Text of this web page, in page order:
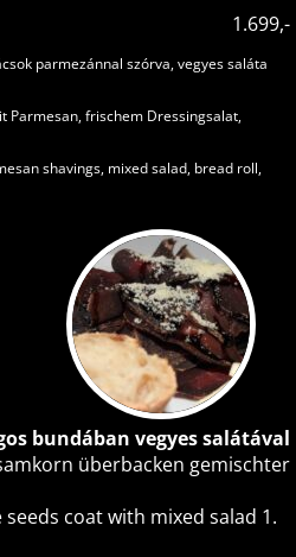
1.699,-
parmezánnal szórva, vegyes saláta
Parmesan, frischem Dressingsalat,
shavings, mixed salad, bread roll,
bundában vegyes salátával
überbacken gemischter
coat with mixed salad 1.